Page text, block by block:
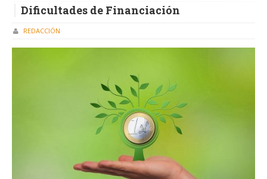
Dificultades de Financiación
REDACCIÓN